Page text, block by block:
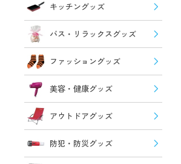
キッチングッズ
バス・リラックスグッズ
ファッショングッズ
美容・健康グッズ
アウトドアグッズ
防犯・防災グッズ